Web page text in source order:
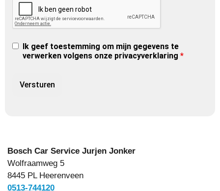
Ik geef toestemming om mijn gegevens te
verwerken volgens onze privacyverklaring *
Bosch Car Service Jurjen Jonker
Wolfraamweg 5
8445 PL Heerenveen
0513-744120